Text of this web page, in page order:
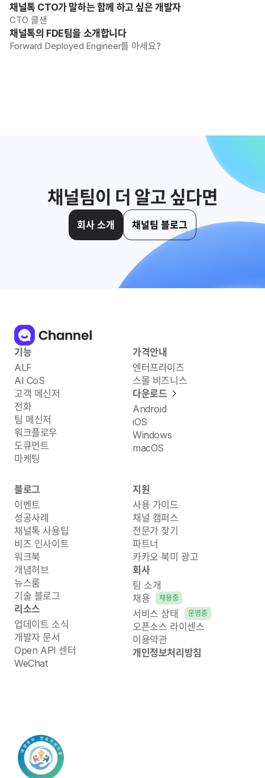
채널톡 CTO가 말하는 함께 하고 싶은 개발자
CTO 클샌
채널톡의 FDE팀을 소개합니다
Forward Deployed Engineer를 아세요?
채널팀이 더 알고 싶다면
회사 소개 채널팀 블로그
기능
ALF
AI CoS
고객 메신저
전화
팀 메신저
워크플로우
도큐먼트
마케팅
가격안내
엔터프라이즈
스몰 비즈니스
다운로드
Android
iOS
Windows
macOS
블로그
이벤트
성공사례
채널톡 사용팁
비즈 인사이트
워크북
개념허브
뉴스룸
기술 블로그
리소스
업데이트 소식
개발자 문서
Open API 센터
WeChat
지원
사용 가이드
채널 캠퍼스
전문가 찾기
파트너
카카오 북미 광고
회사
팀 소개
채용
채용중
서비스 상태 운영중
오픈소스 라이센스
이용약관
개인정보처리방침